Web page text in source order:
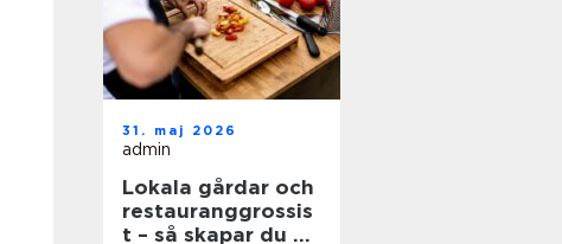
31. maj 2026
admin
Lokala gårdar och
restauranggrossis
t – så skapar du en